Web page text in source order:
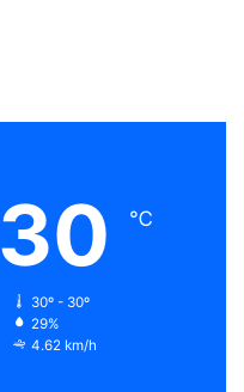
30 ℃
30º - 30º
29%
4.62 km/h